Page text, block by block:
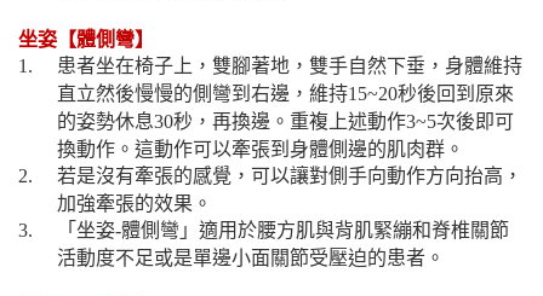
坐姿【體側彎】
1.
患者坐在椅子上，雙腳著地，雙手自然下垂，身體維持
直立然後慢慢的側彎到右邊，維持15~20秒後回到原來
的姿勢休息30秒，再換邊。重複上述動作3~5次後即可
換動作。這動作可以牽張到身體側邊的肌肉群。
2.
若是沒有牽張的感覺，可以讓對側手向動作方向抬高，
加強牽張的效果。
3. 「坐姿-體側彎」適用於腰方肌與背肌緊繃和脊椎關節
活動度不足或是單邊小面關節受壓迫的患者。